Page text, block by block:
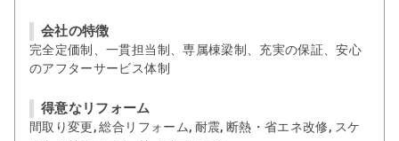
会社の特徴
完全定価制、一貫担当制、専属棟梁制、充実の保証、安心
のアフターサービス体制
得意なリフォーム
間取り変更, 総合リフォーム, 耐震, 断熱・省エネ改修, スケ